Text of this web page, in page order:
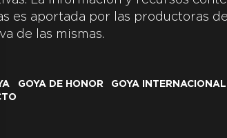
es aportada por las productoras
de las mismas.
GOYA DE HONOR GOYA INTERNACIONAL